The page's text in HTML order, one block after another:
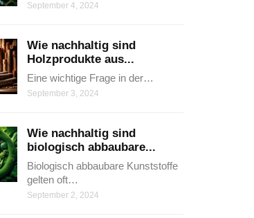
September 4, 2024
Wie nachhaltig sind
Holzprodukte aus...
Eine wichtige Frage in der…
September 3, 2024
Wie nachhaltig sind
biologisch abbaubare...
Biologisch abbaubare Kunststoffe
gelten oft…
September 2, 2024